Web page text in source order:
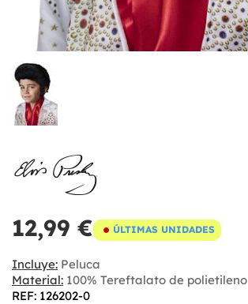
12,99 € ÚLTIMAS UNIDADES
Incluye: Peluca
Material: 100% Tereftalato de polietileno
REF: 126202-0